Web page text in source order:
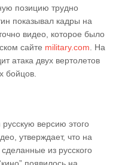
позицию трудно
показывал кадры на
видео, которое было
сайте military.com . На
атака двух вертолетов
бойцов.
версию этого
утверждает, что на
из русского